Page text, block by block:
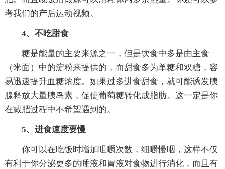
考我们的产后运动视频。
4、不吃甜食
糖是能量的主要来源之一，但是饮食中多是由主食
（米面）中的淀粉来提供的，而甜食多为单糖和双糖，容
易迅速提升血糖浓度。如果过多进食甜食，就可能诱发胰
腺释放大量胰岛素，促使葡萄糖转化成脂肪。这一定是你
在减肥过程中不希望遇到的。
5、进食速度要慢
你可以在吃饭时增加咀嚼次数，细嚼慢咽，这样不仅
有利于你分泌更多的唾液和胃液对食物进行消化，而且有